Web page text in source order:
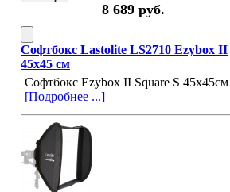
8 689 руб.
Софтбокс Lastolite LS2710 Ezybox II
45х45 см
Софтбокс Ezybox II Square S 45x45см
[Подробнее ...]